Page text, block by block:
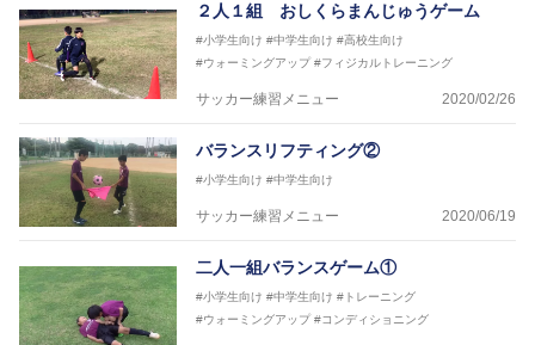
２人１組 おしくらまんじゅうゲーム
#小学生向け #中学生向け #高校生向け
#ウォーミングアップ #フィジカルトレーニング
サッカー練習メニュー 2020/02/26
バランスリフティング②
#小学生向け #中学生向け
サッカー練習メニュー 2020/06/19
二人一組バランスゲーム①
#小学生向け #中学生向け #トレーニング
#ウォーミングアップ #コンディショニング